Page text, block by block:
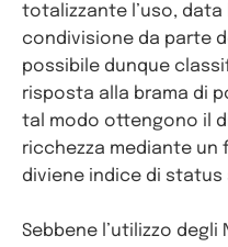
totalizzante l’uso, data
condivisione da parte
possibile dunque
risposta alla brama di
tal modo ottengono il
ricchezza mediante un
diviene indice di status
Sebbene l’utilizzo degli